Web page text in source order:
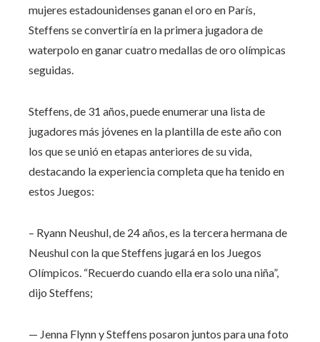
mujeres estadounidenses ganan el oro en París,
Steffens se convertiría en la primera jugadora de
waterpolo en ganar cuatro medallas de oro olímpicas
seguidas.
Steffens, de 31 años, puede enumerar una lista de
jugadores más jóvenes en la plantilla de este año con
los que se unió en etapas anteriores de su vida,
destacando la experiencia completa que ha tenido en
estos Juegos:
– Ryann Neushul, de 24 años, es la tercera hermana de
Neushul con la que Steffens jugará en los Juegos
Olímpicos. “Recuerdo cuando ella era solo una niña”,
dijo Steffens;
— Jenna Flynn y Steffens posaron juntos para una foto